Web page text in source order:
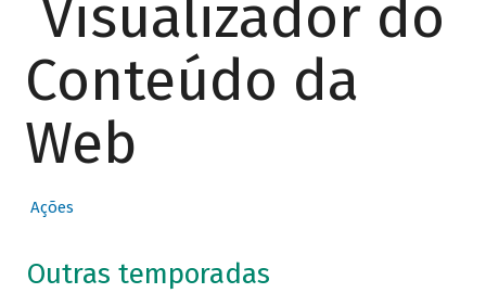
Visualizador do
Conteúdo da
Web
Ações
Outras temporadas